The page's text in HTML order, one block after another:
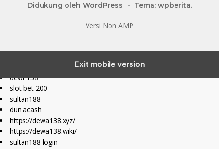
Didukung oleh WordPress - Tema: wpberita.
Versi Non AMP
Exit mobile version
dewi 138
slot bet 200
sultan188
duniacash
https://dewa138.xyz/
https://dewa138.wiki/
sultan188 login